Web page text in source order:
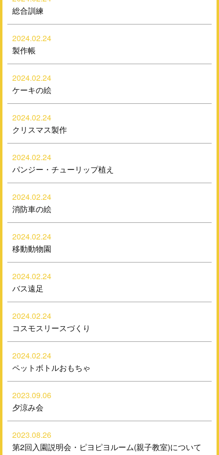
総合訓練
2024.02.24
製作帳
2024.02.24
ケーキの絵
2024.02.24
クリスマス製作
2024.02.24
パンジー・チューリップ植え
2024.02.24
消防車の絵
2024.02.24
移動動物園
2024.02.24
バス遠足
2024.02.24
コスモスリースづくり
2024.02.24
ペットボトルおもちゃ
2023.09.06
夕涼み会
2023.08.26
第2回入園説明会・ピヨピヨルーム(親子教室)について